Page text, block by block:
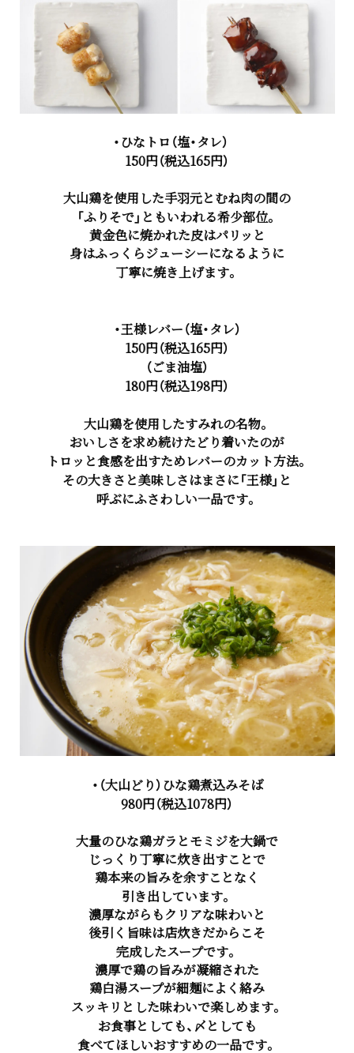
・ひなトロ（塩・タレ）
150円（税込165円）
大山鶏を使用した手羽元とむね肉の間の
「ふりそで」ともいわれる希少部位。
黄金色に焼かれた皮はパリッと
身はふっくらジューシーになるように
丁寧に焼き上げます。
・王様レバー（塩・タレ）
150円（税込165円）
（ごま油塩）
180円（税込198円）
大山鶏を使用したすみれの名物。
おいしさを求め続けたどり着いたのが
トロッと食感を出すためレバーのカット方法。
その大きさと美味しさはまさに「王様」と
呼ぶにふさわしい一品です。
・（大山どり）ひな鶏煮込みそば
980円（税込1078円）
大量のひな鶏ガラとモミジを大鍋で
じっくり丁寧に炊き出すことで
鶏本来の旨みを余すことなく
引き出しています。
濃厚ながらもクリアな味わいと
後引く旨味は店炊きだからこそ
完成したスープです。
濃厚で鶏の旨みが凝縮された
鶏白湯スープが細麺によく絡み
スッキリとした味わいで楽しめます。
お食事としても、〆としても
食べてほしいおすすめの一品です。